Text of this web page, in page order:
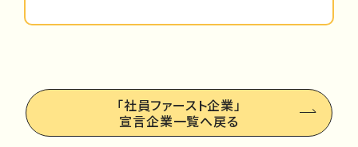
「社員ファースト企業」
宣言企業一覧へ戻る